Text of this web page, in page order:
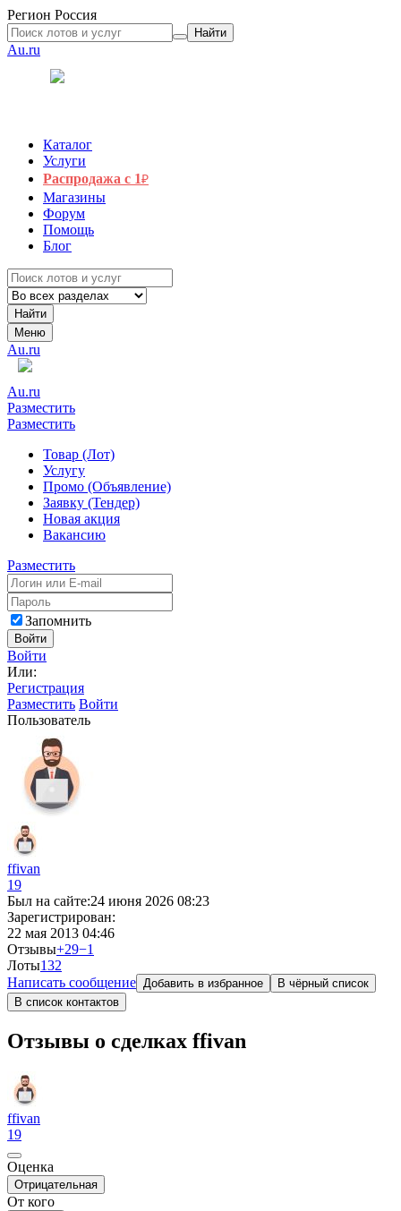
Регион Россия
Найти
Au.ru
Каталог
Услуги
Распродажа с 1₽
Магазины
Форум
Помощь
Блог
Найти
Меню
Au.ru
Au.ru
Разместить
Разместить
Товар (Лот)
Услугу
Промо (Объявление)
Заявку (Тендер)
Новая акция
Вакансию
Разместить
Запомнить
Войти
Войти
Или:
Регистрация
Разместить Войти
Пользователь
ffivan
19
Был на сайте:24 июня 2026 08:23
Зарегистрирован:
22 мая 2013 04:46
Отзывы+29−1
Лоты132
Написать сообщение Добавить в избранное
В чёрный список
В список контактов
Отзывы о сделках ffivan
ffivan
19
Оценка
Отрицательная
От кого